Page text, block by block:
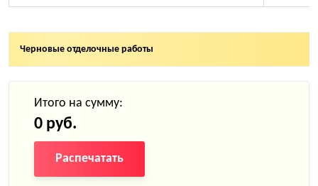
Черновые отделочные работы
Итого на сумму:
0 руб.
Распечатать